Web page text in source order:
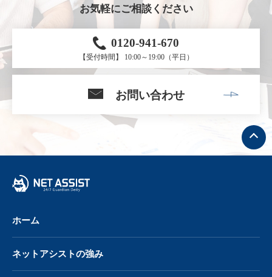
お気軽にご相談ください
0120-941-670
【受付時間】 10:00～19:00（平日）
お問い合わせ
ト
ッ
プ
へ
ホーム
ネットアシストの強み